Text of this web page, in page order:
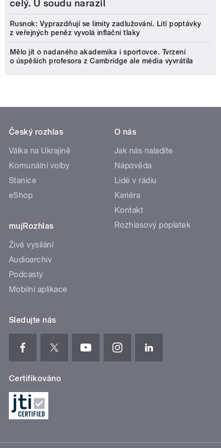
celý. U soudu narazil
Rusnok: Vyprazdňují se limity zadlužování. Lití poptávky
z veřejných peněz vyvolá inflační tlaky
Mělo jít o nadaného akademika i sportovce. Tvrzení
o úspěších profesora z Cambridge ale média vyvrátila
Český rozhlas
Válka na Ukrajině
Komunální volby
Stanice
eShop
mujRozhlas
Živé vysílání
Audioarchiv
Podcasty
Mobilní aplikace
O nás
Jak nás naladíte
Nápověda
Lidé v rádiu
Kariéra
Kontakt
Rozhlasový poplatek
Sledujte nás
Certifikováno